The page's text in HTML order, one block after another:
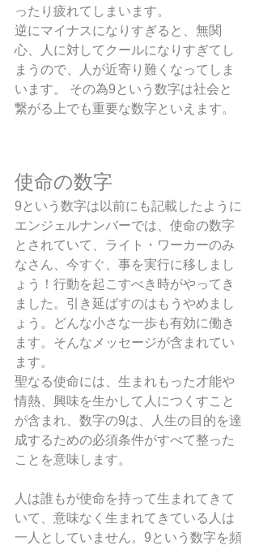
ったり疲れてしまいます。
逆にマイナスになりすぎると、無関
心、人に対してクールになりすぎてし
まうので、人が近寄り難くなってしま
います。 その為9という数字は社会と
繋がる上でも重要な数字といえます。
使命の数字
9という数字は以前にも記載したように
エンジェルナンバーでは、使命の数字
とされていて、ライト・ワーカーのみ
なさん、今すぐ、事を実行に移しまし
ょう！行動を起こすべき時がやってき
ました。引き延ばすのはもうやめまし
ょう。どんな小さな一歩も有効に働き
ます。そんなメッセージが含まれてい
ます。
聖なる使命には、生まれもった才能や
情熱、興味を生かして人につくすこと
が含まれ、数字の9は、人生の目的を達
成するための必須条件がすべて整った
ことを意味します。
人は誰もが使命を持って生まれてきて
いて、意味なく生まれてきている人は
一人としていません。9という数字を頻